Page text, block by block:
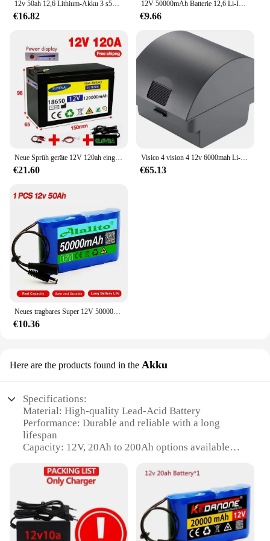
12v 50ah 12,6 Lithium-Akku 3 s5p Akku mit bms V Ladegerät zum Angeln Fahrrad Batterie mit großer Kapazität
€16.82
12V 50000mAh Batterie 12,6 Li-Ion 50ah wiederauf ladbare Batterien mit BMS Lithium-Akkus Schutz platine V Ladegerät
€9.66
Neue Sprüh geräte 12V 120ah eingebauter Hochs trom 30a bms 12,6 Lithium-Akku für Elektro fahrzeug batterie V Ladegerät
€21.60
Visico 4 vision 4 12v 6000mah Li-Ionen-Akku wiederauf ladbarer Flash-Ersatz akku mit hoher Kapazität Lithium-Ionen-Foto zubehör
€65.13
Neues tragbares Super 12V 50000mAh wiederauf lad bares Lithium-Ionen-Akku Kapazität DC 12,6 V 30ah CCTV Cam Monitor Ladegerät
€10.36
Here are the products found in the Akku
Specifications:
Material: High-quality Lead-Acid Battery
Performance: Durable and reliable with a long
lifespan
Capacity: 12V, 20Ah to 200Ah options available
Usage: Ideal for various applications including
power tools, UPS systems, and emergency backup
Safety: Built-in safety features to prevent
overcharging and overheating
Features: